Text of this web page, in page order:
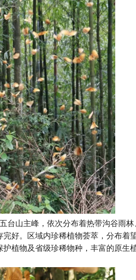
台山主峰，依次分布着热带沟谷雨林
好。区域内珍稀植物荟萃，分布着
植物及省级珍稀物种，丰富的原生